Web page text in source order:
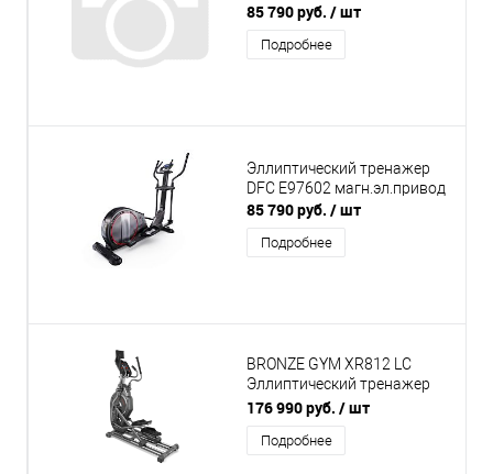
85 790 руб. / шт
Подробнее
Эллиптический тренажер
DFC E97602 магн.эл.привод
85 790 руб. / шт
Подробнее
BRONZE GYM XR812 LC
Эллиптический тренажер
коммерческий
176 990 руб. / шт
Подробнее